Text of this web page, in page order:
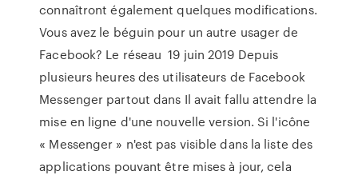
connaîtront également quelques modifications.
Vous avez le béguin pour un autre usager de
Facebook? Le réseau 19 juin 2019 Depuis
plusieurs heures des utilisateurs de Facebook
Messenger partout dans Il avait fallu attendre la
mise en ligne d'une nouvelle version. Si l'icône
« Messenger » n'est pas visible dans la liste des
applications pouvant être mises à jour, cela